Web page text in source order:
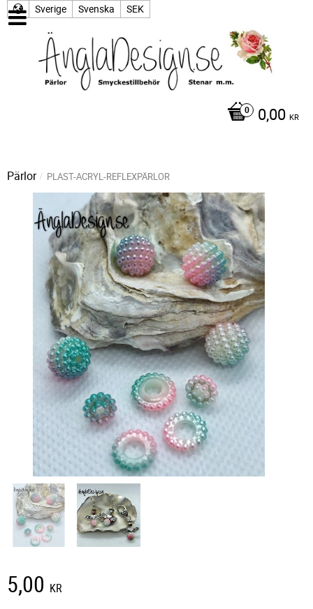
Sverige Svenska SEK
0,00 KR
Pärlor PLAST-ACRYL-REFLEXPÄRLOR
5,00 KR